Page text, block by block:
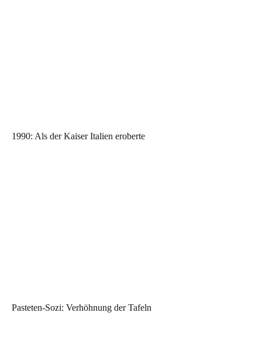
1990: Als der Kaiser Italien eroberte
Pasteten-Sozi: Verhöhnung der Tafeln